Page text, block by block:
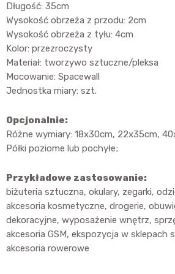
Długość: 35cm
Wysokość obrzeża z przodu: 2cm
Wysokość obrzeża z tyłu: 4cm
Kolor: przezroczysty
Materiał: tworzywo sztuczne/pleksa
Mocowanie: Spacewall
Jednostka miary: szt.
Opcjonalnie:
Różne wymiary: 18x30cm, 22x35cm,
Półki poziome lub pochyłe;
Przykładowe zastosowanie:
biżuteria sztuczna, okulary, zegarki,
akcesoria kosmetyczne, drogerie,
dekoracyjne, wyposażenie wnętrz,
akcesoria GSM, ekspozycja w sklepach
akcesoria rowerowe